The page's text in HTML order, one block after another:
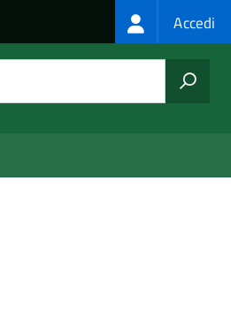
Login
menu
Accedi